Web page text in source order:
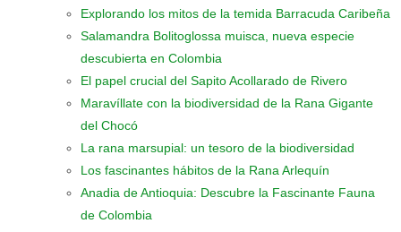
Explorando los mitos de la temida Barracuda Caribeña
Salamandra Bolitoglossa muisca, nueva especie
descubierta en Colombia
El papel crucial del Sapito Acollarado de Rivero
Maravíllate con la biodiversidad de la Rana Gigante
del Chocó
La rana marsupial: un tesoro de la biodiversidad
Los fascinantes hábitos de la Rana Arlequín
Anadia de Antioquia: Descubre la Fascinante Fauna
de Colombia